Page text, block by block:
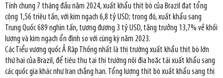
Tính chung 7 tháng đầu năm 2024, xuất khẩu thịt bò của Brazil đạt tổng
cộng 1,56 triệu tấn, với kim ngạch 6,8 tỷ USD; trong đó, xuất khẩu sang
Trung Quốc 689 nghìn tấn, tương đương 3 tỷ USD, tăng trưởng 13,7% về khối
lượng và kim ngạch ổn định so với cùng kỳ năm 2023.
Các Tiểu vương quốc Ả Rập Thống nhất là thị trường xuất khẩu thịt bò lớn
thứ hai của Brazil, để tiêu thụ tại thị trường nội địa hoặc tái xuất khẩu sang
các quốc gia khác như Iran chẳng hạn. Tổng lượng thịt bò xuất khẩu sang thị